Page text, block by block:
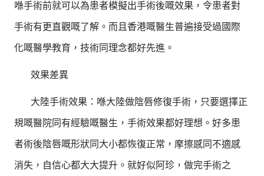
喺手術前就可以為患者模擬出手術後嘅效果，令患者對
手術有更直觀嘅了解。而且香港嘅醫生普遍接受過國際
化嘅醫學教育，技術同理念都好先進。
效果差異
大陸手術效果：喺大陸做陰唇修復手術，只要選擇正
規嘅醫院同有經驗嘅醫生，手術效果都好理想。好多患
者術後陰唇嘅形狀同大小都恢復正常，摩擦感同不適感
消失，自信心都大大提升。就好似阿珍，做完手術之